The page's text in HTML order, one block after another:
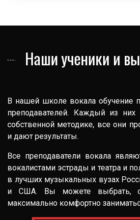
Наши ученики и
В нашей школе вокала обучение
преподавателей. Каждый из них
собственной методике, все они
и дают результаты.
Все преподаватели вокала
вокалистами эстрады и театра и
в лучших музыкальных вузах
и США. Вы можете выбрать,
максимально комфортно